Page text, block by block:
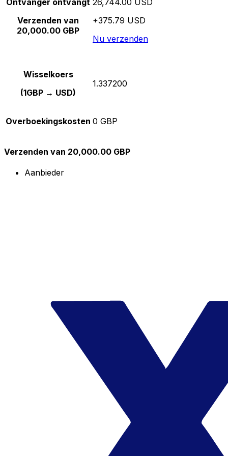
Verzenden van
20,000.00 GBP
+375.79 USD
Nu verzenden
Wisselkoers
(1GBP → USD)
1.337200
Overboekingskosten 0 GBP
Verzenden van 20,000.00 GBP
Aanbieder